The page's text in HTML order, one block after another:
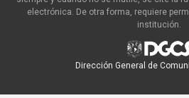
electrónica. De otra forma, requiere
institución.
Dirección General de